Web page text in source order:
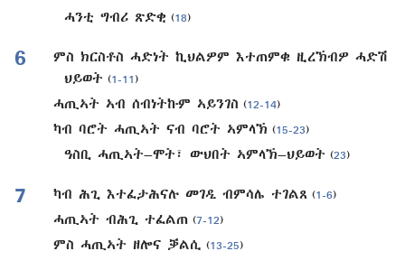
ሓንቲ ግብሪ ጽድቂ (18)
6
ምስ ክርስቶስ ሓድነት ኪህልዎም እተጠምቁ ዚረኽብዎ ሓድሽ
ህይወት (1-11 )
ሓጢኣት ኣብ ሰብነትኩም ኣይንገስ (12-14)
ካብ ባሮት ሓጢኣት ናብ ባሮት ኣምላኽ (15-23)
ዓስቢ ሓጢኣት–ሞት፣ ውህበት ኣምላኽ–ህይወት (23)
7 ካብ ሕጊ እተፈታሕናሉ መገዲ ብምሳሌ ተገልጸ (1-6)
ሓጢኣት ብሕጊ ተፈልጠ (7-12)
ምስ ሓጢኣት ዘሎና ቓልሲ (13-25)